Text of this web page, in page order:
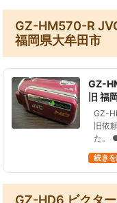
GZ-HM570-R
福岡県大牟田市
GZ-
旧 福
GZ-
旧依
た。
更新
続き
GZ-HD6 ビクタ